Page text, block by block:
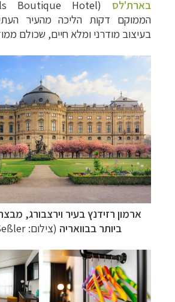
בארת'לס (
Boutique Hotel
הממוקם דקות הליכה מהעיר
בעיצוב מודרני ומלא חיים, שכולם
ארמון רזידנץ בעיר וירצבורג,
ביותר בבוואריה (צילום: